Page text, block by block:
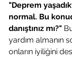
"Deprem
normal. Bu
danıştınız mı?"
yardım almanın
onların iyiliğini